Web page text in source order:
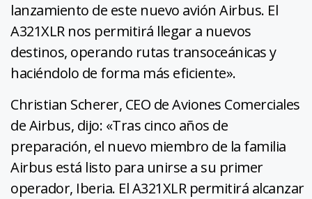
lanzamiento de este nuevo avión Airbus. El
A321XLR nos permitirá llegar a nuevos
destinos, operando rutas transoceánicas y
haciéndolo de forma más eficiente».
Christian Scherer, CEO de Aviones Comerciales
de Airbus, dijo: «Tras cinco años de
preparación, el nuevo miembro de la familia
Airbus está listo para unirse a su primer
operador, Iberia. El A321XLR permitirá alcanzar